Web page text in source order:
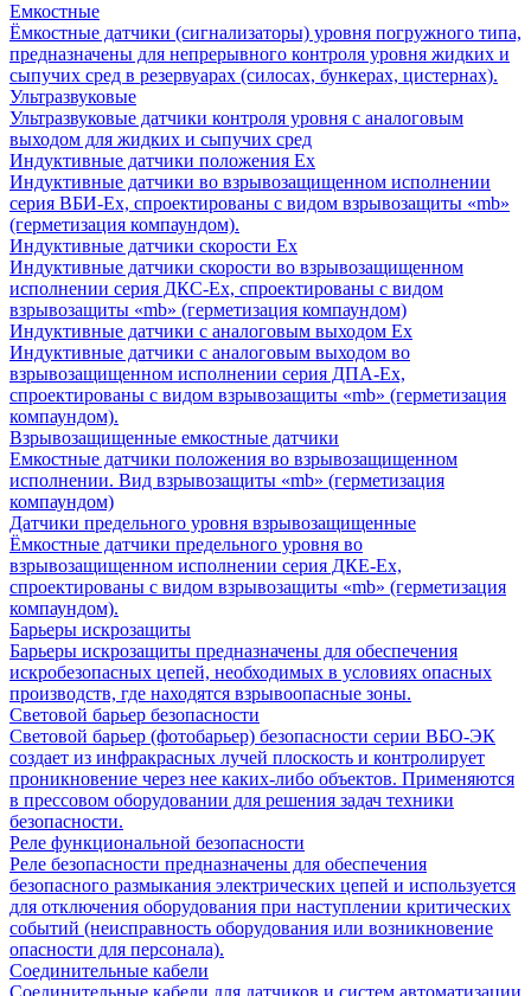
Емкостные
Ёмкостные датчики (сигнализаторы) уровня погружного типа,
предназначены для непрерывного контроля уровня жидких и
сыпучих сред в резервуарах (силосах, бункерах, цистернах).
Ультразвуковые
Ультразвуковые датчики контроля уровня с аналоговым
выходом для жидких и сыпучих сред
Индуктивные датчики положения Ех
Индуктивные датчики во взрывозащищенном исполнении
серия ВБИ-Ех, спроектированы с видом взрывозащиты «mb»
(герметизация компаундом).
Индуктивные датчики скорости Ех
Индуктивные датчики скорости во взрывозащищенном
исполнении серия ДКС-Ех, спроектированы с видом
взрывозащиты «mb» (герметизация компаундом)
Индуктивные датчики с аналоговым выходом Ех
Индуктивные датчики с аналоговым выходом во
взрывозащищенном исполнении серия ДПА-Ех,
спроектированы с видом взрывозащиты «mb» (герметизация
компаундом).
Взрывозащищенные емкостные датчики
Емкостные датчики положения во взрывозащищенном
исполнении. Вид взрывозащиты «mb» (герметизация
компаундом)
Датчики предельного уровня взрывозащищенные
Ёмкостные датчики предельного уровня во
взрывозащищенном исполнении серия ДКЕ-Ех,
спроектированы с видом взрывозащиты «mb» (герметизация
компаундом).
Барьеры искрозащиты
Барьеры искрозащиты предназначены для обеспечения
искробезопасных цепей, необходимых в условиях опасных
производств, где находятся взрывоопасные зоны.
Световой барьер безопасности
Световой барьер (фотобарьер) безопасности серии ВБО-ЭК
создает из инфракрасных лучей плоскость и контролирует
проникновение через нее каких-либо объектов. Применяются
в прессовом оборудовании для решения задач техники
безопасности.
Реле функциональной безопасности
Реле безопасности предназначены для обеспечения
безопасного размыкания электрических цепей и используется
для отключения оборудования при наступлении критических
событий (неисправность оборудования или возникновение
опасности для персонала).
Соединительные кабели